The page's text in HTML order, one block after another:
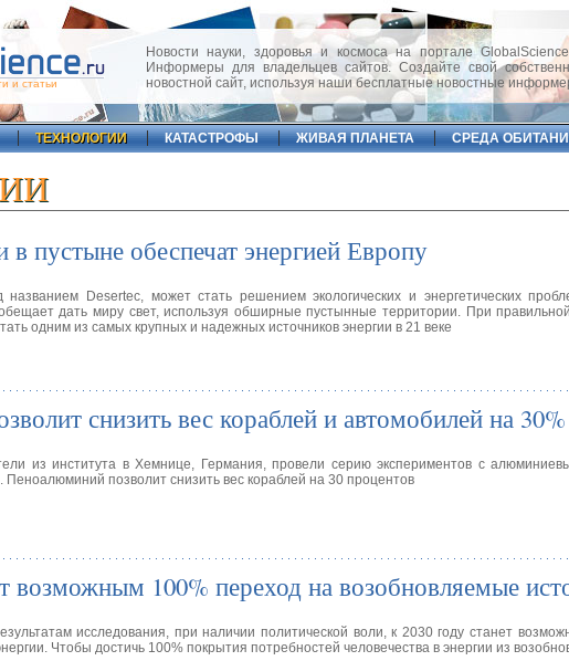
и статьи
Новости науки, здоровья и космоса на портале
Информеры для владельцев сайтов. Создайте свой
новостной сайт, используя наши бесплатные новостные
ТЕХНОЛОГИИ КАТАСТРОФЫ ЖИВАЯ ПЛАНЕТА СРЕДА
в пустыне обеспечат энергией Европу
названием Desertec, может стать решением экологических и энергетических
дать миру свет, используя обширные пустынные территории. При
одним из самых крупных и надежных источников энергии в 21 веке
снизить вес кораблей и автомобилей на 30%
из института в Хемнице, Германия, провели серию экспериментов с
Пеноалюминий позволит снизить вес кораблей на 30 процентов
возможным 100% переход на возобновляемые
исследования, при наличии политической воли, к 2030 году станет
Чтобы достичь 100% покрытия потребностей человечества в энергии из